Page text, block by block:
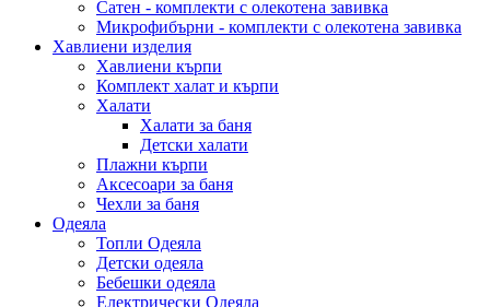
Сатен - комплекти с олекотена завивка
Микрофибърни - комплекти с олекотена завивка
Хавлиени изделия
Хавлиени кърпи
Комплект халат и кърпи
Халати
Халати за баня
Детски халати
Плажни кърпи
Аксесоари за баня
Чехли за баня
Одеяла
Топли Одеяла
Детски одеяла
Бебешки одеяла
Електрически Одеяла